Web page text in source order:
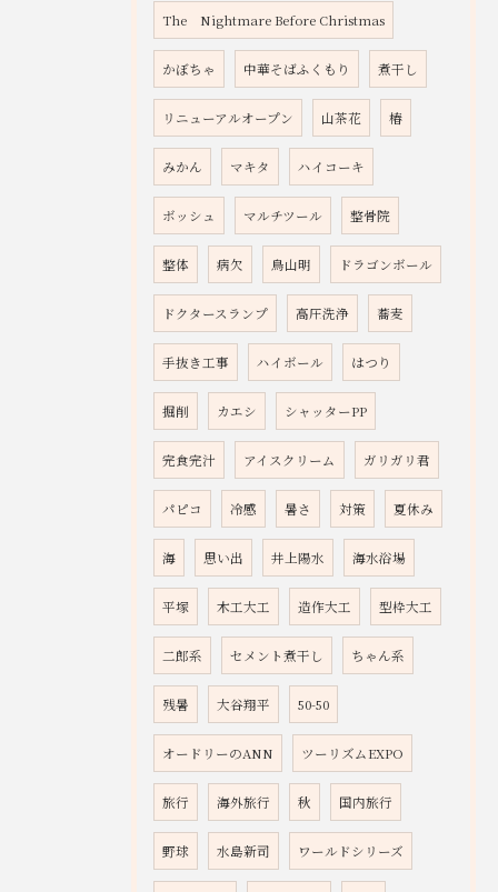
The Nightmare Before Christmas
かぼちゃ 中華そばふくもり 煮干し
リニューアルオープン 山茶花 椿
みかん マキタ ハイコーキ
ボッシュ マルチツール 整骨院
整体 病欠 鳥山明 ドラゴンボール
ドクタースランプ 高圧洗浄 蕎麦
手抜き工事 ハイボール はつり
掘削 カエシ シャッターPP
完食完汁 アイスクリーム ガリガリ君
パピコ 冷感 暑さ 対策 夏休み
海 思い出 井上陽水 海水浴場
平塚 木工大工 造作大工 型枠大工
二郎系 セメント煮干し ちゃん系
残暑 大谷翔平 50-50
オードリーのANN ツーリズムEXPO
旅行 海外旅行 秋 国内旅行
野球 水島新司 ワールドシリーズ